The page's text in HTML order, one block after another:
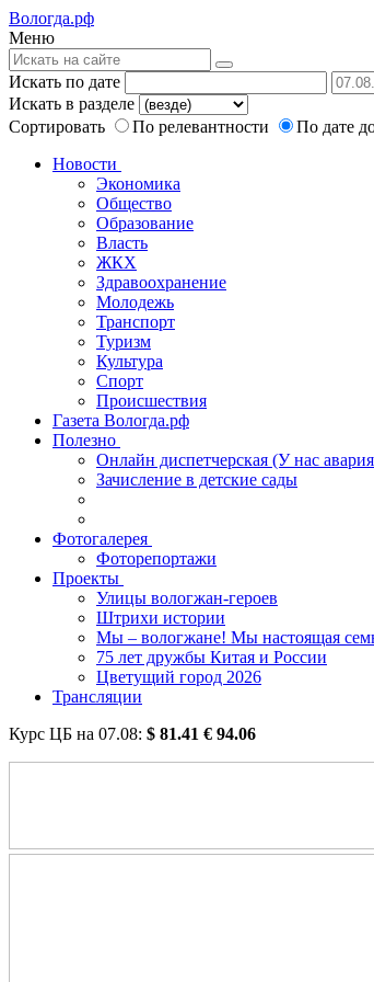
Вологда.рф
Меню
Искать по дате
Искать в разделе
Сортировать
По релевантности
По дате
Новости
Экономика
Общество
Образование
Власть
ЖКХ
Здравоохранение
Молодежь
Транспорт
Туризм
Культура
Спорт
Происшествия
Газета Вологда.рф
Полезно
Онлайн диспетчерская (У нас
Зачисление в детские сады
Фотогалерея
Фоторепортажи
Проекты
Улицы вологжан-героев
Штрихи истории
Мы – вологжане! Мы настоящая
75 лет дружбы Китая и России
Цветущий город 2026
Трансляции
Курс ЦБ на 07.08: $ 81.41 € 94.06